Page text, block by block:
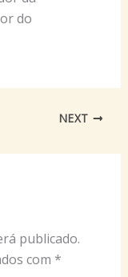
do
NEXT
publicado.
com *